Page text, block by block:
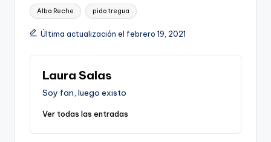
Etiquetas:
Alba Reche pido tregua
Última actualización el febrero 19, 2021
Laura Salas
Soy fan, luego existo
Ver todas las entradas